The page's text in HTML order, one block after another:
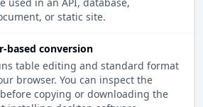
or static site.
based conversion
table editing and standard format
browser. You can inspect the
copying or downloading the